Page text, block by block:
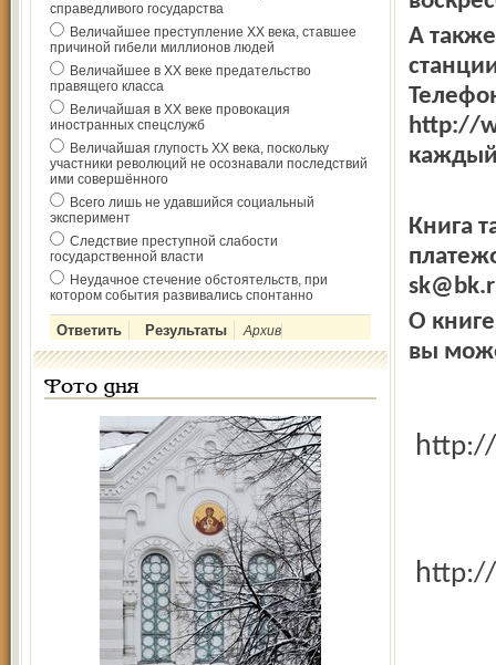
справедливого государства
Величайшее преступление ХХ века, ставшее
причиной гибели миллионов людей
Величайшее в ХХ веке предательство
правящего класса
Величайшая в ХХ веке провокация
иностранных спецслужб
Величайшая глупость ХХ века, поскольку
участники революций не осознавали последствий
ими совершённого
Всего лишь не удавшийся социальный
эксперимент
Следствие преступной слабости
государственной власти
Неудачное стечение обстоятельств, при
котором события развивались спонтанно
Архив
Фото дня
А
http://
каждый
Книга
О
вы